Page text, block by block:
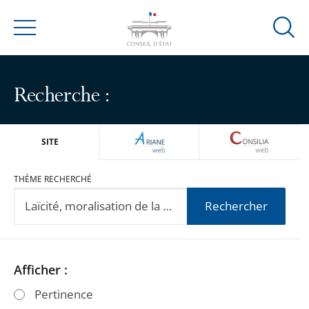
Menu
Ouvrir
Recherche :
SITE ARIANEWEB
THÈME RECHERCHÉ
Rechercher
Passer
les
Passer
les
Afficher :
Pertinence